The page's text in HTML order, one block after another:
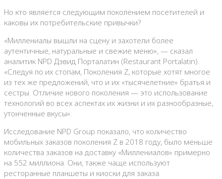
Но кто является следующим поколением посетителей и
каковы их потребительские привычки?
«Миллениалы вышли на сцену и захотели более
аутентичные, натуральные и свежие меню», — сказал
аналитик NPD Дэвид Порталатин (Restaurant Portalatin).
«Следуя по их стопам, Поколения Z, которые хотят многое
из тех же предложений, что и их «тысячелетние» братья и
сестры. Отличие нового поколения — это использование
технологий во всех аспектах их жизни и их разнообразные,
утонченные вкусы».
Исследование NPD Group показало, что количество
мобильных заказов поколения Z в 2018 году, было меньше
количества заказов на доставку «Миллениалов» примерно
на 552 миллиона. Они, также чаще используют
ресторанные планшеты и киоски для заказа.